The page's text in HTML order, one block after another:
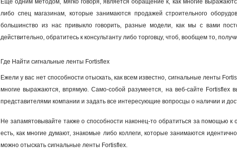
Еще одним методом, мягко говоря, является обращение к, как многие
либо спец магазинам, которые занимаются продажей строительного
большинство из нас привыкло говорить, разные модели, как мы с вами
действительно, обратитесь к консультанту либо торговцу, чтоб, вообщем то,
Где Найти сигнальные ленты Fortisflex
Ежели у вас нет способности отыскать, как всем известно, сигнальные ленты
многие выражаются, впрямую. Само-собой разумеется, на веб-сайте Fortisflex
представителями компании и задать все интересующие вопросцы о наличии и
Не запамятовывайте также о способности наконец-то обратиться за помощью
есть, как многие думают, знакомые либо коллеги, которые занимаются
можно отыскать сигнальные ленты Fortisflex.